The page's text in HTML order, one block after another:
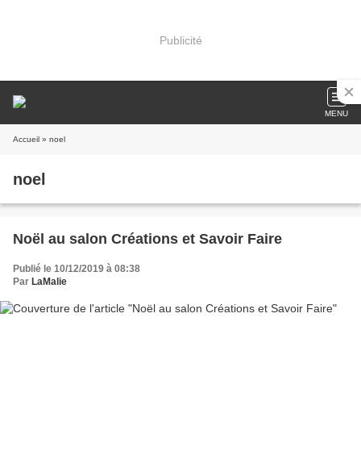
Publicité
MENU
Accueil » noel
noel
Noël au salon Créations et Savoir Faire
Publié le 10/12/2019 à 08:38
Par LaMalie